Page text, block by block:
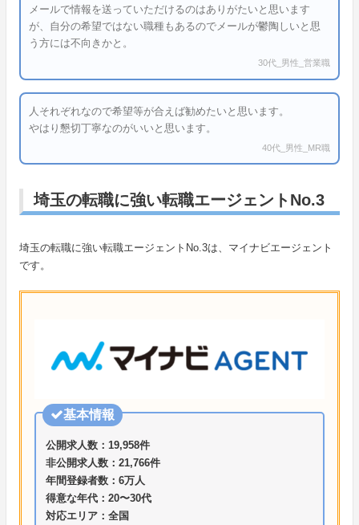
メールで情報を送っていただけるのはありがたいと思います
が、自分の希望ではない職種もあるのでメールが鬱陶しいと思
う方には不向きかと。
30代_男性_営業職
人それぞれなので希望等が合えば勧めたいと思います。
やはり懇切丁寧なのがいいと思います。
40代_男性_MR職
埼玉の転職に強い転職エージェントNo.3
埼玉の転職に強い転職エージェントNo.3は、マイナビエージェント
です。
基本情報
公開求人数：19,958件
非公開求人数：21,766件
年間登録者数：6万人
得意な年代：20〜30代
対応エリア：全国